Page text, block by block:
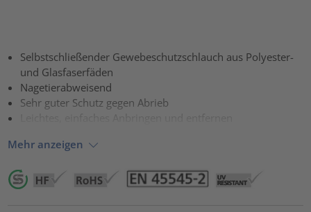
Selbstschließender Gewebeschutzschlauch aus Polyester-
und Glasfaserfäden
Nagetierabweisend
Sehr guter Schutz gegen Abrieb
Leichtes, einfaches Anbringen und entfernen
Mehr anzeigen